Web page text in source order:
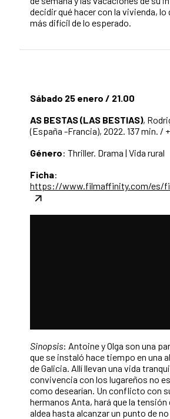
decidir qué hacer con la vivienda, lo
más difícil de lo esperado.
Sábado 25 enero / 21.00
AS BESTAS (LAS BESTIAS),
(España -Francia), 2022. 137 min. / +
Género: Thriller. Drama | Vida rural
Ficha:
https://www.filmaffinity.com/es/
Sinopsis: Antoine y Olga son una
que se instaló hace tiempo en una
de Galicia. Allí llevan una vida
convivencia con los lugareños no
como desearían. Un conflicto con
hermanos Anta, hará que la tensión
aldea hasta alcanzar un punto de